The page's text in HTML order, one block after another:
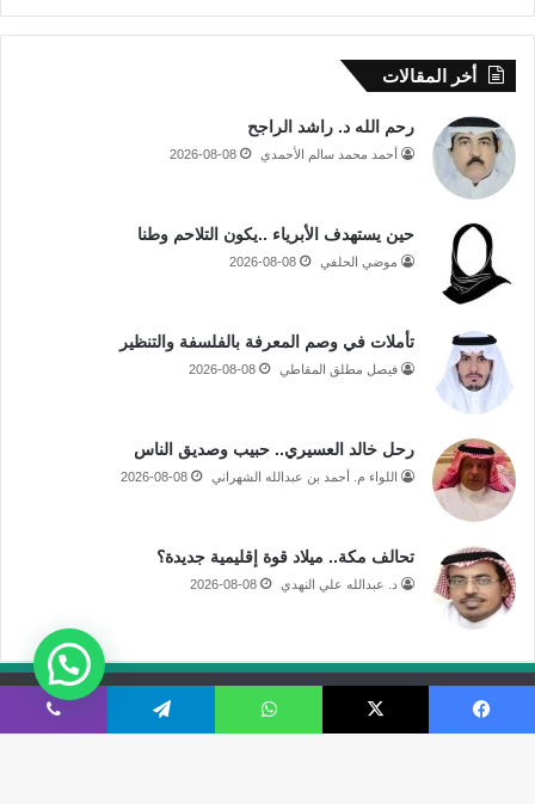
أخر المقالات
رحم الله د. راشد الراجح
أحمد محمد سالم الأحمدي 2026-08-08
حين يستهدف الأبرياء ..يكون التلاحم وطنا
موضي الحلفي 2026-08-08
تأملات في وصم المعرفة بالفلسفة والتنظير
فيصل مطلق المقاطي 2026-08-08
رحل خالد العسيري.. حبيب وصديق الناس
اللواء م. أحمد بن عبدالله الشهراني 2026-08-08
تحالف مكة.. ميلاد قوة إقليمية جديدة؟
د. عبدالله علي النهدي 2026-08-08
جميع الحقوق محفوظة لموقع صحيفة مكة الإلكترونية
فيسبوك ‫X واتساب تيلقرام ڤايبر